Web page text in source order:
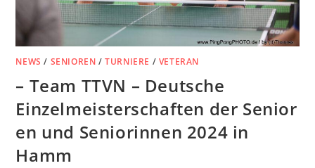
NEWS / SENIOREN /TURNIERE / VETERAN
– Team TTVN – Deutsche
Einzelmeisterschaften der Senior
en und Seniorinnen 2024 in
Hamm